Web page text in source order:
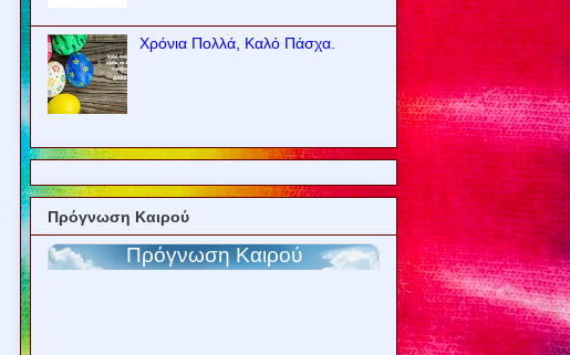
Χρόνια Πολλά, Καλό Πάσχα.
Πρόγνωση Καιρού